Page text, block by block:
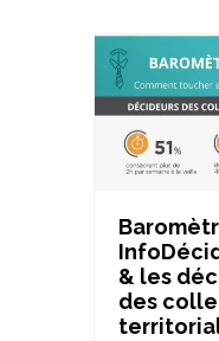
& les
des